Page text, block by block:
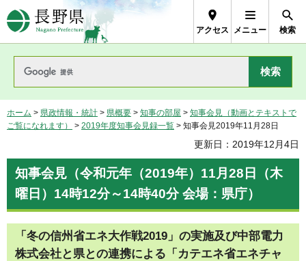
長野県Nagano Prefecture
アクセス メニュー 検索
ホーム > 県政情報・統計 > 県概要 > 知事の部屋 > 知事会見（動画とテキストで
ご覧になれます）
> 2019年度知事会見録一覧 > 知事会見2019年11月28日
更新日：2019年12月4日
知事会見（令和元年（2019年）11月28日（木
曜日）14時12分～14時40分 会場：県庁）
「冬の信州省エネ大作戦2019」の実施及び中部電力
株式会社と県との連携による「カテエネ省エネチャ